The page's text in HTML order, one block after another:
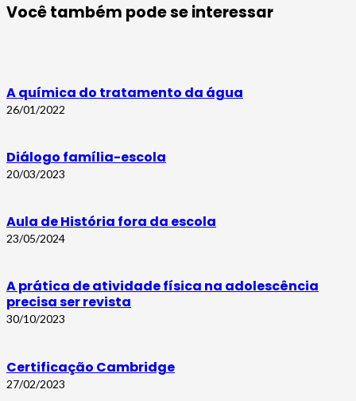
Você também pode se interessar
A química do tratamento da água
26/01/2022
Diálogo família-escola
20/03/2023
Aula de História fora da escola
23/05/2024
A prática de atividade física na adolescência
precisa ser revista
30/10/2023
Certificação Cambridge
27/02/2023